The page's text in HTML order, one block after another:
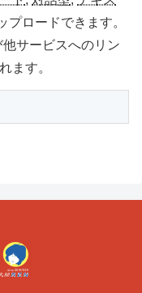
プロードできます。
サービスへのリン
ます。